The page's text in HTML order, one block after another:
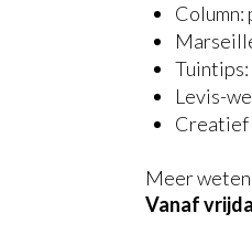
Column:
Tuintips:
Levis-
Creatief
Meer
Vanaf